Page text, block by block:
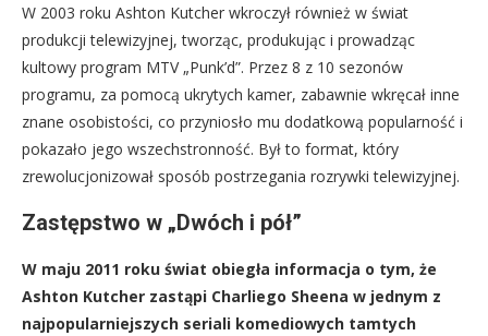
W 2003 roku Ashton Kutcher wkroczył również w świat
produkcji telewizyjnej, tworząc, produkując i prowadząc
kultowy program MTV „Punk’d”. Przez 8 z 10 sezonów
programu, za pomocą ukrytych kamer, zabawnie wkręcał inne
znane osobistości, co przyniosło mu dodatkową popularność i
pokazało jego wszechstronność. Był to format, który
zrewolucjonizował sposób postrzegania rozrywki telewizyjnej.
Zastępstwo w „Dwóch i pół”
W maju 2011 roku świat obiegła informacja o tym, że
Ashton Kutcher zastąpi Charliego Sheena w jednym z
najpopularniejszych seriali komediowych tamtych